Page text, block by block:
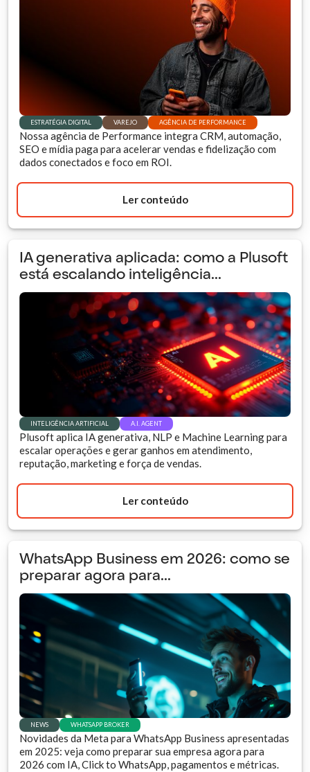
ESTRATÉGIA DIGITAL VAREJO AGÊNCIA DE PERFORMANCE
Nossa agência de Performance integra CRM, automação,
SEO e mídia paga para acelerar vendas e fidelização com
dados conectados e foco em ROI.
Ler conteúdo
IA generativa aplicada: como a Plusoft
está escalando inteligência...
INTELIGÊNCIA ARTIFICIAL A.I. AGENT
Plusoft aplica IA generativa, NLP e Machine Learning para
escalar operações e gerar ganhos em atendimento,
reputação, marketing e força de vendas.
Ler conteúdo
WhatsApp Business em 2026: como se
preparar agora para...
NEWS WHATSAPP BROKER
Novidades da Meta para WhatsApp Business apresentadas
em 2025: veja como preparar sua empresa agora para
2026 com IA, Click to WhatsApp, pagamentos e métricas.